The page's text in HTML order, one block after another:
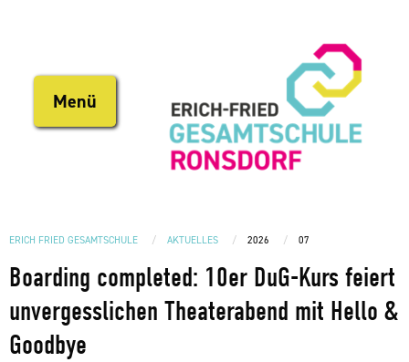
Inhalt
Menü
ERICH FRIED GESAMTSCHULE AKTUELLES 2026 07
Boarding completed: 10er DuG-Kurs feiert
unvergesslichen Theaterabend mit Hello &
Goodbye